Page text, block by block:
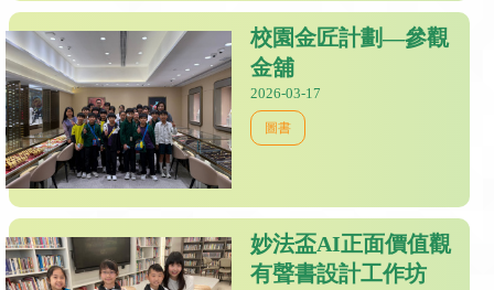
校園金匠計劃—參觀
金舖
2026-03-17
圖書
妙法盃AI正面價值觀
有聲書設計工作坊